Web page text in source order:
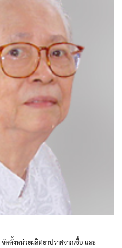
ดตั้งหน่วยผลิตยาปราศจากเชื้อ และ